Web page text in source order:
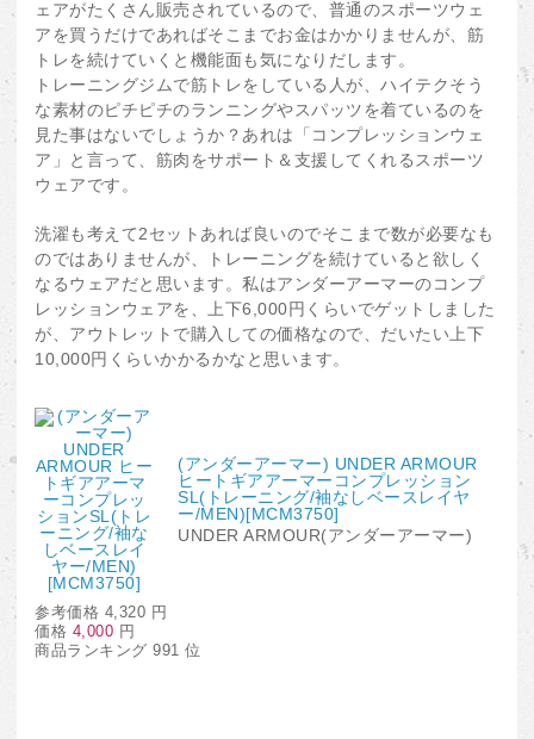
ェアがたくさん販売されているので、普通のスポーツウェ
アを買うだけであればそこまでお金はかかりませんが、筋
トレを続けていくと機能面も気になりだします。
トレーニングジムで筋トレをしている人が、ハイテクそう
な素材のピチピチのランニングやスパッツを着ているのを
見た事はないでしょうか？あれは「コンプレッションウェ
ア」と言って、筋肉をサポート＆支援してくれるスポーツ
ウェアです。
洗濯も考えて2セットあれば良いのでそこまで数が必要なも
のではありませんが、トレーニングを続けていると欲しく
なるウェアだと思います。私はアンダーアーマーのコンプ
レッションウェアを、上下6,000円くらいでゲットしました
が、アウトレットで購入しての価格なので、だいたい上下
10,000円くらいかかるかなと思います。
(アンダーアーマー) UNDER ARMOUR
ヒートギアアーマーコンプレッション
SL(トレーニング/袖なしベースレイヤ
ー/MEN)[MCM3750]
UNDER ARMOUR(アンダーアーマー)
参考価格 4,320 円
価格 4,000 円
商品ランキング 991 位